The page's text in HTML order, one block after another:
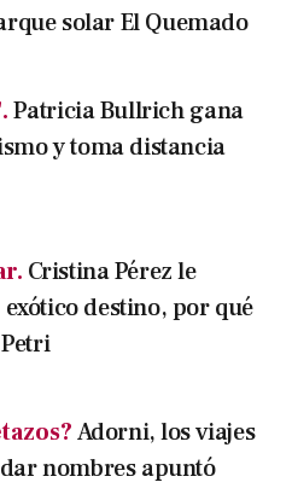
solar El Quemado
Patricia Bullrich gana
y toma distancia
Cristina Pérez le
destino, por qué
Adorni, los viajes
nombres apuntó